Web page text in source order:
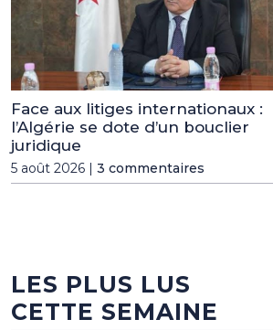
Face aux litiges internationaux :
l’Algérie se dote d’un bouclier
juridique
5 août 2026 | 3 commentaires
LES PLUS LUS
CETTE SEMAINE